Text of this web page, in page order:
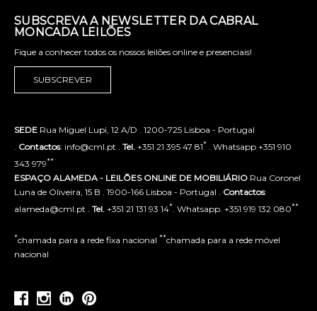
SUBSCREVA A NEWSLETTER DA CABRAL
MONCADA LEILÕES
Fique a conhecer todos os nossos leilões online e presenciais!
SUBSCREVER
SEDE Rua Miguel Lupi, 12 A/D . 1200-725 Lisboa - Portugal
Contactos: info@cml.pt . Tel. +351 21 395 47 81* . Whatsapp +351 910
343 979**
ESPAÇO ALAMEDA - LEILÕES ONLINE DE MOBILIÁRIO Rua Coronel
Luna de Oliveira, 15 B . 1900-166 Lisboa - Portugal . Contactos:
alameda@cml.pt . Tel. +351 21 131 93 14* . Whatsapp. +351 919 132 080**
*chamada para a rede fixa nacional **chamada para a rede móvel
nacional